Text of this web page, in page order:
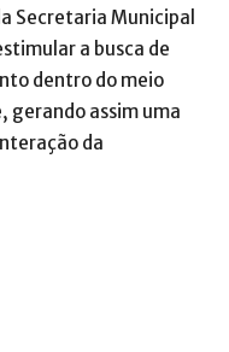
Secretaria Municipal
a busca de
dentro do meio
gerando assim uma
da